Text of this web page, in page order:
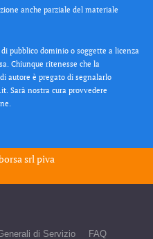
anche parziale del materiale
pubblico dominio o soggette a licenza
Chiunque ritenesse che la
autore è pregato di segnalarlo
Sarà nostra cura provvedere
srlpiva
di Servizio FAQ